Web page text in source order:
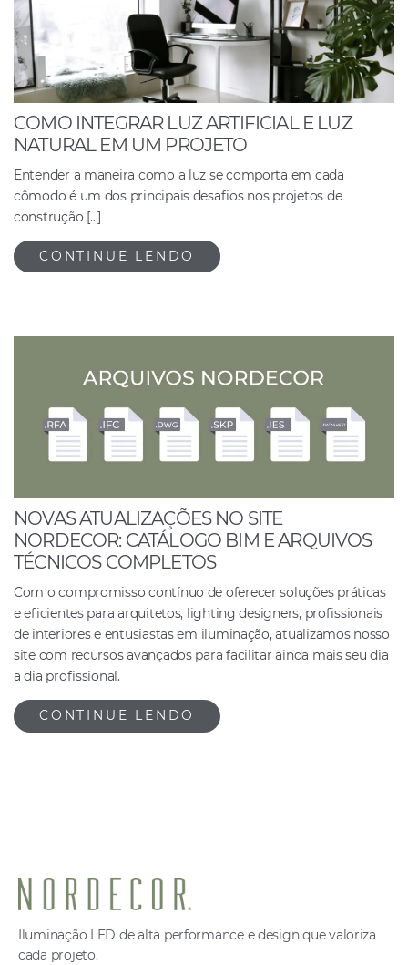
COMO INTEGRAR LUZ ARTIFICIAL E LUZ
NATURAL EM UM PROJETO
Entender a maneira como a luz se comporta em cada
cômodo é um dos principais desafios nos projetos de
construção […]
CONTINUE LENDO
NOVAS ATUALIZAÇÕES NO SITE
NORDECOR: CATÁLOGO BIM E ARQUIVOS
TÉCNICOS COMPLETOS
Com o compromisso contínuo de oferecer soluções práticas
e eficientes para arquitetos, lighting designers, profissionais
de interiores e entusiastas em iluminação, atualizamos nosso
site com recursos avançados para facilitar ainda mais seu dia
a dia profissional.
CONTINUE LENDO
Iluminação LED de alta performance e design que valoriza
cada projeto.